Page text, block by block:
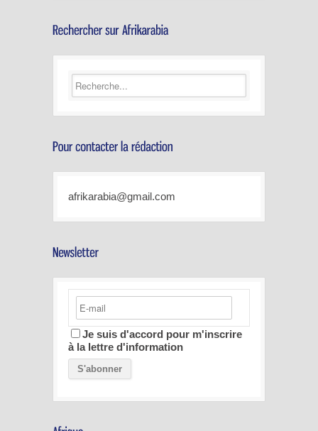
afrikarabia@gmail.com
Je suis d'accord pour m'inscrire
à la lettre d'information